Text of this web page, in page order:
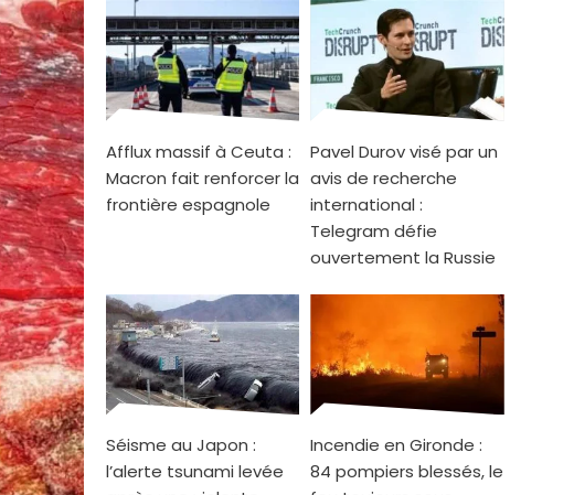
Afflux massif à Ceuta :
Macron fait renforcer la
frontière espagnole
Pavel Durov visé par un
avis de recherche
international :
Telegram défie
ouvertement la Russie
Séisme au Japon :
l’alerte tsunami levée
Incendie en Gironde :
84 pompiers blessés, le